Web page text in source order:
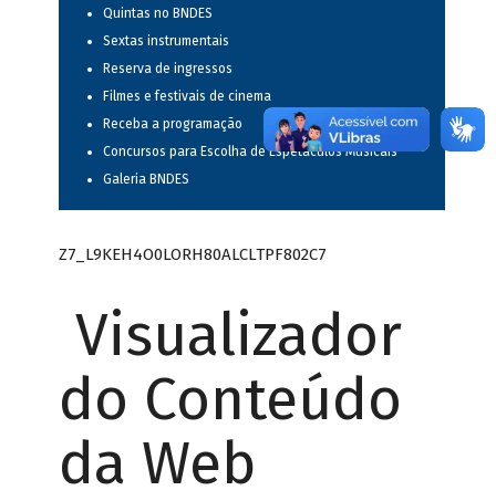
Quintas no BNDES
Sextas instrumentais
Reserva de ingressos
Filmes e festivais de cinema
Receba a programação
Concursos para Escolha de Espetáculos Musicais
Galeria BNDES
Z7_L9KEH4O0LORH80ALCLTPF802C7
Visualizador
do Conteúdo
da Web